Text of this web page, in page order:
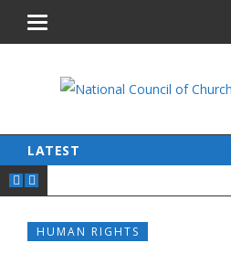
LATEST
HUMAN RIGHTS